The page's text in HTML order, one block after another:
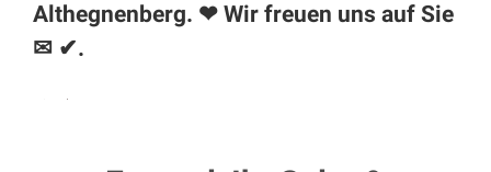
Althegnenberg. ❤ Wir freuen uns auf Sie
✉ ✔.